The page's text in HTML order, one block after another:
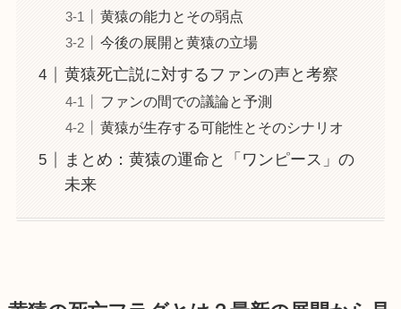
黄猿の能力とその弱点
今後の展開と黄猿の立場
黄猿死亡説に対するファンの声と考察
ファンの間での議論と予測
黄猿が生存する可能性とそのシナリオ
まとめ：黄猿の運命と「ワンピース」の
未来